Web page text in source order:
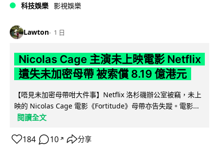
科技娛樂 影視娛樂
Lawton 1 日
Nicolas Cage 主演未上映電影 Netflix
遺失未加密母帶 被索償 8.19 億港元
【唔見未加密母帶咁大件事】Netflix 洛杉磯辦公室被竊，未上
映的 Nicolas Cage 電影《Fortitude》母帶亦告失蹤。電影...
閱讀全文
184 10 ↗ 分享